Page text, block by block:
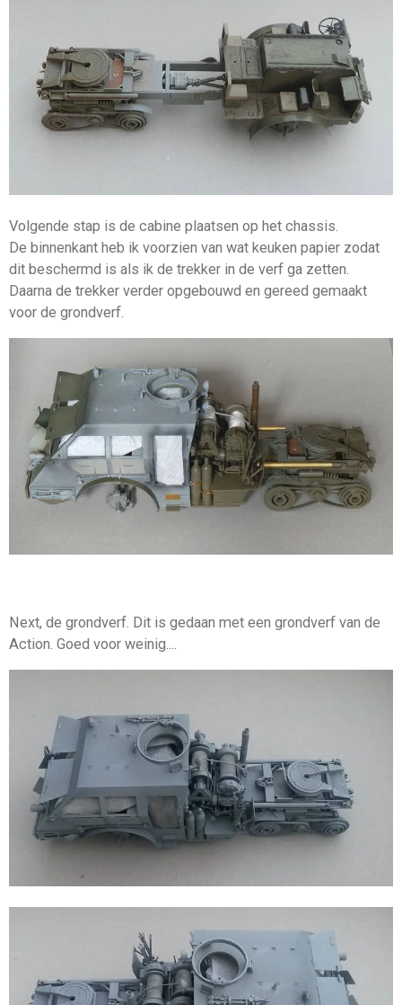
Volgende stap is de cabine plaatsen op het chassis.
De binnenkant heb ik voorzien van wat keuken papier zodat
dit beschermd is als ik de trekker in de verf ga zetten.
Daarna de trekker verder opgebouwd en gereed gemaakt
voor de grondverf.
Next, de grondverf. Dit is gedaan met een grondverf van de
Action. Goed voor weinig....